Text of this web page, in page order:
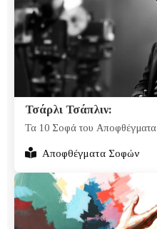
Τσάρλι Τσάπλιν:
Τα 10 Σοφά του Αποφθέγματα
Αποφθέγματα Σοφών